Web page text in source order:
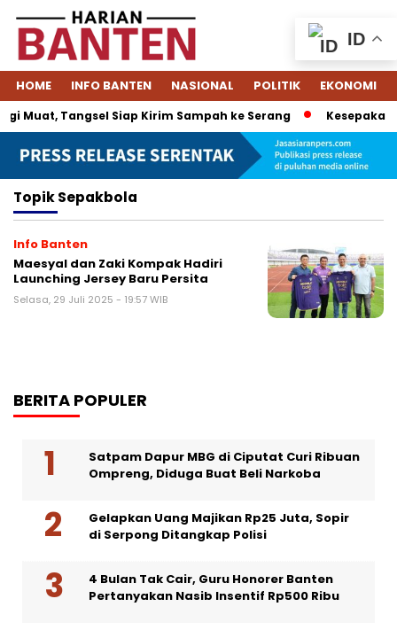
HOME INFO BANTEN NASIONAL POLITIK EKONOMI
Muat, Tangsel Siap Kirim Sampah ke Serang
TopikSepakbola
Info Banten
Maesyal dan Zaki Kompak Hadiri
Launching Jersey Baru Persita
Selasa, 29 Juli 2025 - 19:57 WIB
BERITA POPULER
Satpam Dapur MBG di Ciputat Curi Ribuan
Ompreng, Diduga Buat Beli Narkoba
Gelapkan Uang Majikan Rp25 Juta, Sopir
di Serpong Ditangkap Polisi
4 Bulan Tak Cair, Guru Honorer Banten
Pertanyakan Nasib Insentif Rp500 Ribu
ID